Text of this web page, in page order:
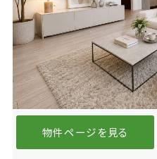
物件ページを見る